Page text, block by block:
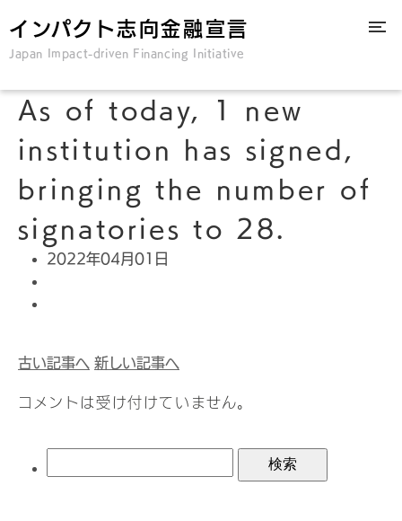
インパクト志向金融宣言
Japan Impact-driven Financing Initiative
As of today, 1 new
institution has signed,
bringing the number of
signatories to 28.
2022年04月01日
古い記事へ 新しい記事へ
コメントは受け付けていません。